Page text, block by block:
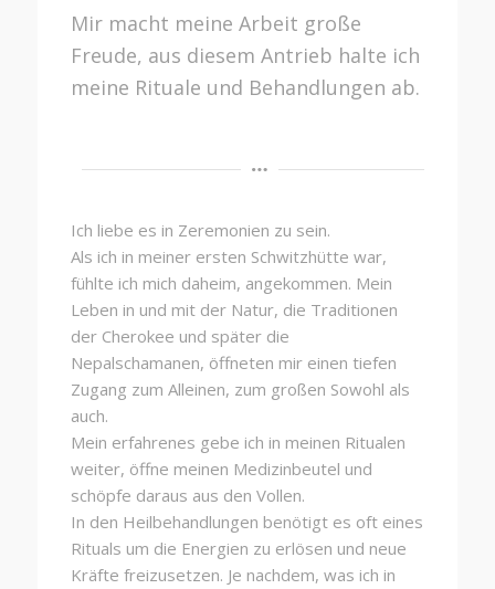
Mir macht meine Arbeit große
Freude, aus diesem Antrieb halte ich
meine Rituale und Behandlungen ab.
Ich liebe es in Zeremonien zu sein.
Als ich in meiner ersten Schwitzhütte war,
fühlte ich mich daheim, angekommen. Mein
Leben in und mit der Natur, die Traditionen
der Cherokee und später die
Nepalschamanen, öffneten mir einen tiefen
Zugang zum Alleinen, zum großen Sowohl als
auch.
Mein erfahrenes gebe ich in meinen Ritualen
weiter, öffne meinen Medizinbeutel und
schöpfe daraus aus den Vollen.
In den Heilbehandlungen benötigt es oft eines
Rituals um die Energien zu erlösen und neue
Kräfte freizusetzen. Je nachdem, was ich in